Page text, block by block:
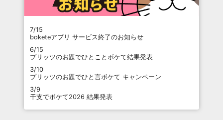
7/15
boketeアプリ サービス終了のお知らせ
6/15
プリッツのお題でひとことボケて結果発表
3/10
プリッツのお題でひと言ボケて キャンペーン
3/9
干支でボケて2026 結果発表